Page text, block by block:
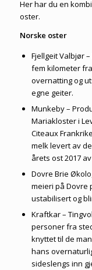
Her har du en
oster.
Norske oster
Fjellgeit Valbjør
fem kilometer
overnatting og
egne geiter.
Munkeby –
Mariakloster i
Citeaux
melk levert av
årets ost 2017
Dovre Brie
meieri på Dovre
ustabilisert og
Kraftkar –
personer fra
knyttet til de
hans
sideslengs inn